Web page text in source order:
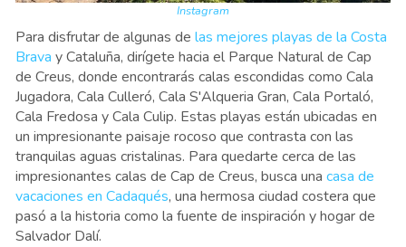
Instagram
Para disfrutar de algunas de las mejores playas de la Costa
Brava y Cataluña, dirígete hacia el Parque Natural de Cap
de Creus, donde encontrarás calas escondidas como Cala
Jugadora, Cala Culleró, Cala S'Alqueria Gran, Cala Portaló,
Cala Fredosa y Cala Culip. Estas playas están ubicadas en
un impresionante paisaje rocoso que contrasta con las
tranquilas aguas cristalinas. Para quedarte cerca de las
impresionantes calas de Cap de Creus, busca una casa de
vacaciones en Cadaqués, una hermosa ciudad costera que
pasó a la historia como la fuente de inspiración y hogar de
Salvador Dalí.